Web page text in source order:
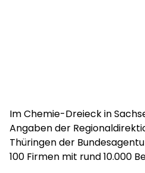
Im Chemie-Dreieck in
Angaben der
Thüringen der
100 Firmen mit rund 10.000